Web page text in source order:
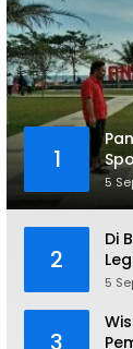
1
5
2
Di
5
3